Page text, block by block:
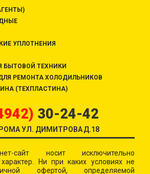
УПЛОТНЕНИЯ
БЫТОВОЙ ТЕХНИКИ
РЕМОНТА ХОЛОДИЛЬНИКОВ
(ТЕХПЛАСТИНА)
30-24-42
УЛ. ДИМИТРОВА Д.18
сайт носит исключительно
Ни при каких условиях не
офертой, определяемой